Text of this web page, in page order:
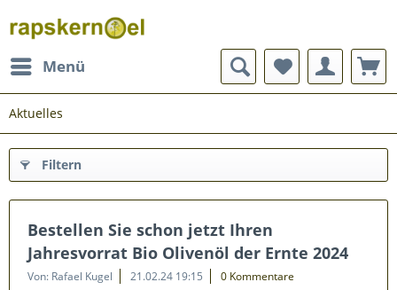
Menü
Aktuelles
Filtern
Bestellen Sie schon jetzt Ihren
Jahresvorrat Bio Olivenöl der Ernte 2024
Von: Rafael Kugel 21.02.24 19:15 0 Kommentare